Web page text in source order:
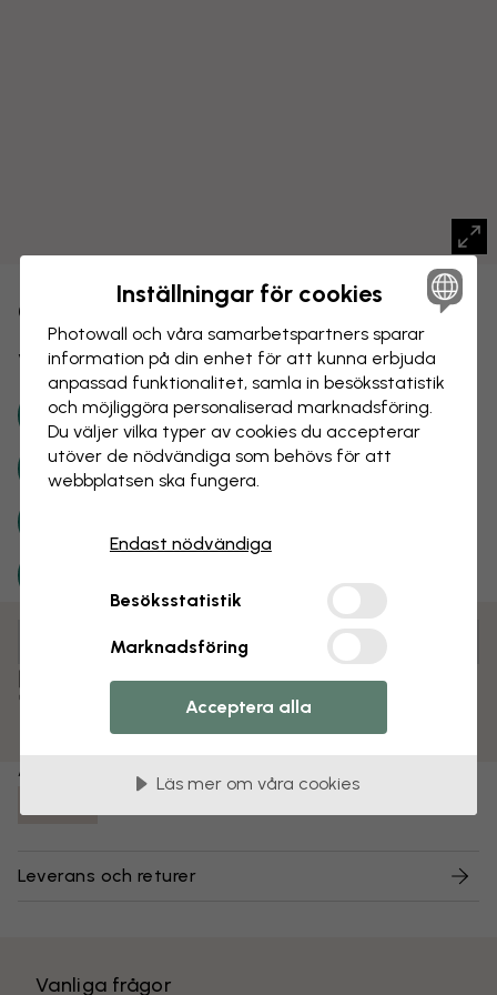
Världskarta med städer
CANVASTAVLA
Anpassa och beställ
Färdigmonterad och klar att hängas upp
Färgbeständiga tryck
Artikelnummer:
Leverans och returer
Vanliga frågor
Inställningar för cookies
Photowall och våra samarbets­partners sparar
information på din enhet för att kunna erbjuda
anpassad funktionalitet, samla in besöks­statistik
och möjliggöra personaliserad marknads­föring.
Du väljer vilka typer av cookies du accepterar
utöver de nödvändiga som behövs för att
webbplatsen ska fungera.
Endast nödvändiga
Besöksstatistik
Marknadsföring
Acceptera alla
Läs mer om våra cookies